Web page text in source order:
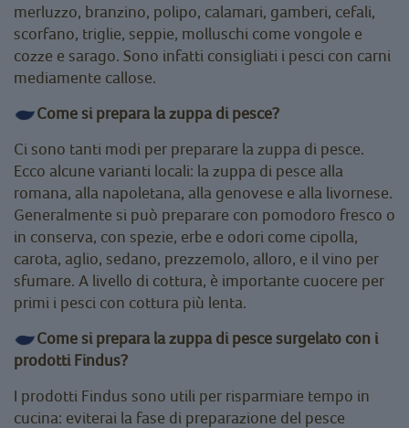
merluzzo, branzino, polipo, calamari, gamberi, cefali,
scorfano, triglie, seppie, molluschi come vongole e
cozze e sarago. Sono infatti consigliati i pesci con carni
mediamente callose.
Come si prepara la zuppa di pesce?
Ci sono tanti modi per preparare la zuppa di pesce.
Ecco alcune varianti locali: la zuppa di pesce alla
romana, alla napoletana, alla genovese e alla livornese.
Generalmente si può preparare con pomodoro fresco o
in conserva, con spezie, erbe e odori come cipolla,
carota, aglio, sedano, prezzemolo, alloro, e il vino per
sfumare. A livello di cottura, è importante cuocere per
primi i pesci con cottura più lenta.
Come si prepara la zuppa di pesce surgelato con i
prodotti Findus?
I prodotti Findus sono utili per risparmiare tempo in
cucina: eviterai la fase di preparazione del pesce